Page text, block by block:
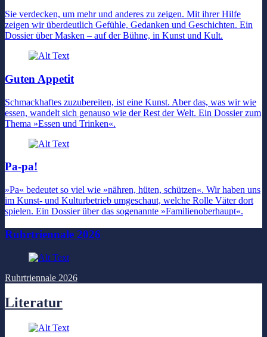
Sie verdecken, um mehr und anderes zu zeigen. Mit ihrer Hilfe
zeigen wir überdeutlich Gefühle, Gedanken und Geschichten. Ein
Dossier über Masken – auf der Bühne, in Kunst und Kult.
Guten Appetit
Schmackhaftes zuzubereiten, ist eine Kunst. Aber das, was wir wie
essen, wandelt sich genauso wie der Rest der Welt. Ein Dossier zum
Thema »Essen und Trinken«.
Pa-pa!
»Pa« bedeutet so viel wie »nähren, hüten, schützen«. Wir haben uns
im Kunst- und Kulturbetrieb umgeschaut, welche Rolle Väter dort
spielen. Ein Dossier über das sogenannte »Familienoberhaupt«.
Ruhrtriennale 2026
Ruhrtriennale 2026
Literatur